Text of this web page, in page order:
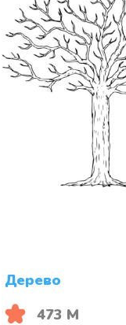
Дерево
473 М